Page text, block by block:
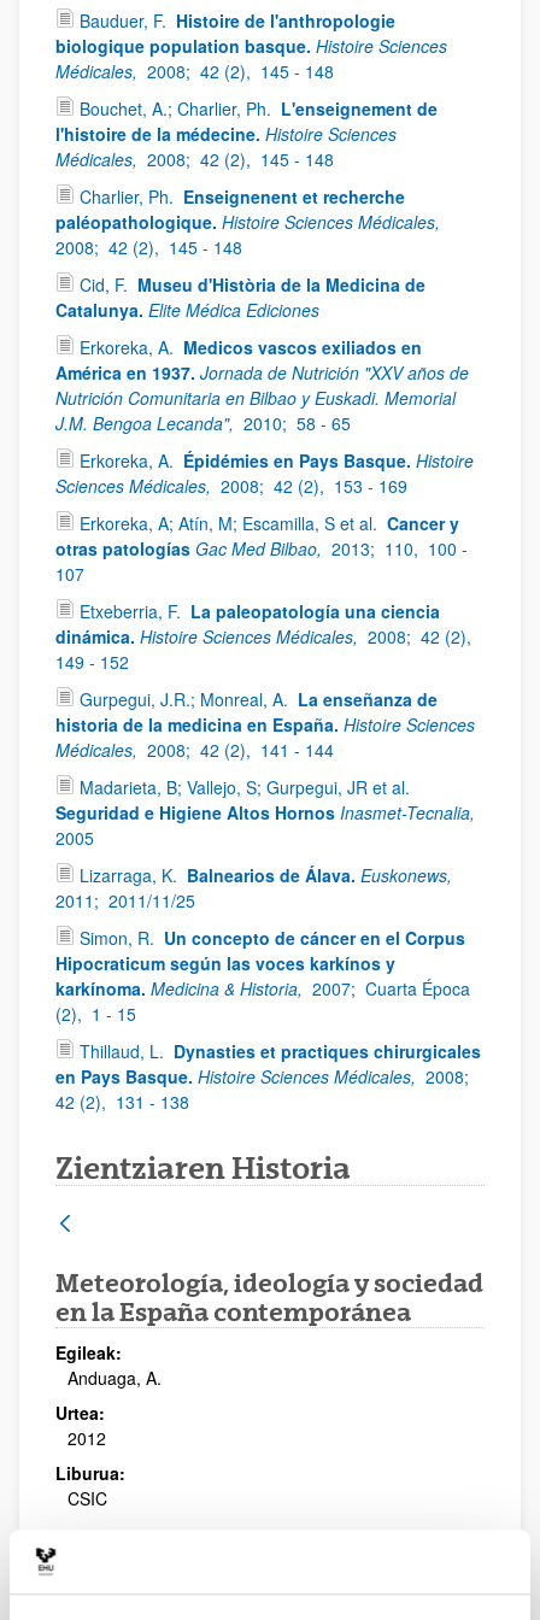
Bauduer, F. Histoire de l'anthropologie
biologique population basque. Histoire Sciences
Médicales, 2008; 42 (2), 145 - 148
Bouchet, A.; Charlier, Ph. L'enseignement de
l'histoire de la médecine. Histoire Sciences
Médicales, 2008; 42 (2), 145 - 148
Charlier, Ph. Enseignenent et recherche
paléopathologique. Histoire Sciences Médicales,
2008; 42 (2), 145 - 148
Cid, F. Museu d'Història de la Medicina de
Catalunya. Elite Médica Ediciones
Erkoreka, A. Medicos vascos exiliados en
América en 1937. Jornada de Nutrición "XXV años de
Nutrición Comunitaria en Bilbao y Euskadi. Memorial
J.M. Bengoa Lecanda", 2010; 58 - 65
Erkoreka, A. Épidémies en Pays Basque. Histoire
Sciences Médicales, 2008; 42 (2), 153 - 169
Erkoreka, A; Atín, M; Escamilla, S et al. Cancer y
otras patologías Gac Med Bilbao, 2013; 110, 100 -
107
Etxeberria, F. La paleopatología una ciencia
dinámica. Histoire Sciences Médicales, 2008; 42 (2),
149 - 152
Gurpegui, J.R.; Monreal, A. La enseñanza de
historia de la medicina en España. Histoire Sciences
Médicales, 2008; 42 (2), 141 - 144
Madarieta, B; Vallejo, S; Gurpegui, JR et al.
Seguridad e Higiene Altos Hornos Inasmet-Tecnalia,
2005
Lizarraga, K. Balnearios de Álava. Euskonews,
2011; 2011/11/25
Simon, R. Un concepto de cáncer en el Corpus
Hipocraticum según las voces karkínos y
karkínoma. Medicina & Historia, 2007; Cuarta Época
(2), 1 - 15
Thillaud, L. Dynasties et practiques chirurgicales
en Pays Basque. Histoire Sciences Médicales, 2008;
42 (2), 131 - 138
Zientziaren Historia
Meteorología, ideología y sociedad
en la España contemporánea
Egileak:
Anduaga, A.
Urtea:
2012
Liburua:
CSIC
76/978-84-00-09421-8/meteorologia-ideologia-y-